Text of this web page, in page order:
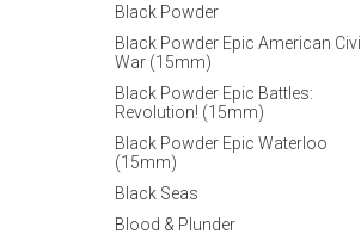
Black Powder
Black Powder Epic American Civil
War (15mm)
Black Powder Epic Battles:
Revolution! (15mm)
Black Powder Epic Waterloo
(15mm)
Black Seas
Blood & Plunder